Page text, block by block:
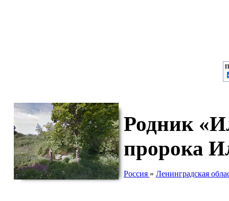
Родник
пророка
Россия » Ленинградская